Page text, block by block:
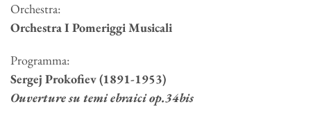
Orchestra:
Orchestra I Pomeriggi Musicali
Programma:
Sergej Prokofiev (1891-1953)
Ouverture su temi ebraici op.34bis